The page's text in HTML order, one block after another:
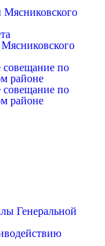
совещание по
районе
совещание по
районе
Генеральной